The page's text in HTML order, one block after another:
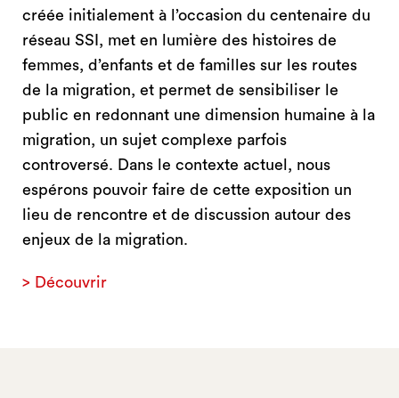
créée initialement à l’occasion du centenaire du
réseau SSI, met en lumière des histoires de
femmes, d’enfants et de familles sur les routes
de la migration, et permet de sensibiliser le
public en redonnant une dimension humaine à la
migration, un sujet complexe parfois
controversé. Dans le contexte actuel, nous
espérons pouvoir faire de cette exposition un
lieu de rencontre et de discussion autour des
enjeux de la migration.
> Découvrir